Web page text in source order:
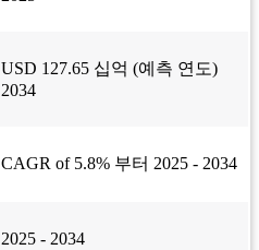
USD 127.65 십억 (예측 연도)
2034
CAGR of 5.8% 부터 2025 - 2034
2025 - 2034